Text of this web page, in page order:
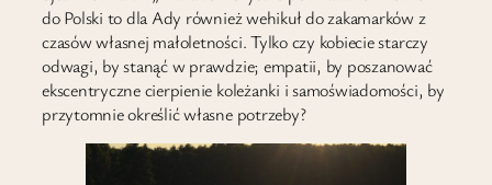
do Polski to dla Ady również wehikuł do zakamarków z
czasów własnej małoletności. Tylko czy kobiecie starczy
odwagi, by stanąć w prawdzie; empatii, by poszanować
ekscentryczne cierpienie koleżanki i samoświadomości, by
przytomnie określić własne potrzeby?